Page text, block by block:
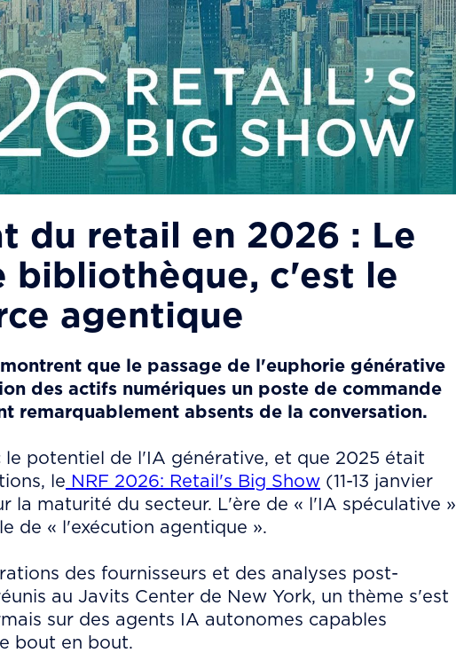
du retail en 2026 : Le
bibliothèque, c'est le
agentique
que le passage de l'euphorie générative
des actifs numériques un poste de commande
remarquablement absents de la conversation.
le potentiel de l'IA générative, et que 2025 était
le NRF 2026: Retail's Big Show (11-13 janvier
la maturité du secteur. L'ère de « l'IA spéculative »
de « l'exécution agentique ».
des fournisseurs et des analyses post-
au Javits Center de New York, un thème s'est
sur des agents IA autonomes capables
bout en bout.